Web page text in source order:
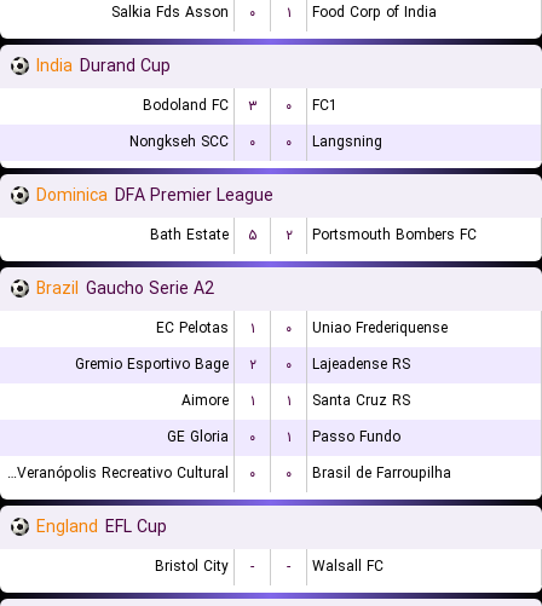
Salkia Fds Asson ۰ ۱ Food Corp of India
India Durand Cup
Bodoland FC ۳ ۰
FC1
Nongkseh SCC
۰ ۰ Langsning
Dominica DFA Premier League
Bath Estate ۵ ۲ Portsmouth Bombers FC
Brazil Gaucho Serie A2
EC Pelotas ۱ ۰
Uniao Frederiquense
Gremio Esportivo Bage
۲ ۰
Lajeadense RS
Aimore
۱ ۱
Santa Cruz RS
GE Gloria
۰ ۱
Passo Fundo
EC Veranópolis Recreativo Cultural
۰ ۰ Brasil de Farroupilha
England EFL Cup
Bristol City - - Walsall FC